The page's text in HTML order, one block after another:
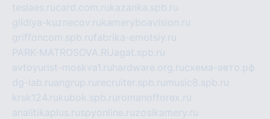
tesiaes.rucard.com.rukazanka.spb.ru
gildiya-kuznecov.rukameryboavision.ru
griffoncom.spb.rufabrika-emotsiy.ru
PARK-MATROSOVA.RUagat.spb.ru
avtoyurist-moskva1.ru hardware.org.ruсхема-авто.рф
dg-lab.ruangrup.ru recruiter.spb.ru music8.spb.ru
krsk124.rukubok.spb.ru romanofforex.ru
analitikaplus.ruspyonline.ruzosikamery.ru